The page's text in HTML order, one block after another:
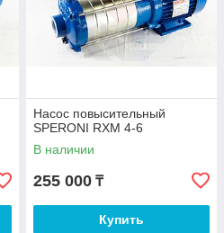
Насос повысительный
SPERONI RXM 4-6
В наличии
255 000 ₸
Купить